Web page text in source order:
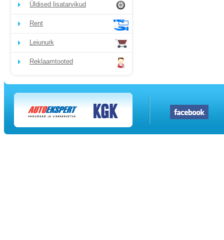
Üldised lisatarvikud
Rent
Leiunurk
Reklaamtooted